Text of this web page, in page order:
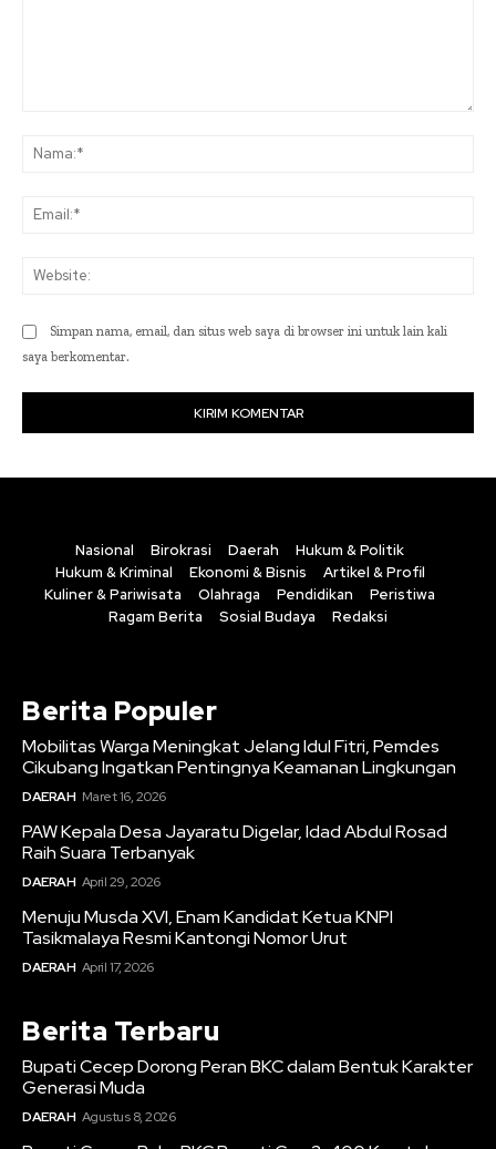
Simpan nama, email, dan situs web saya di browser ini untuk lain kali
saya berkomentar.
Nasional Birokrasi Daerah
Hukum & Politik
Hukum & Kriminal
Ekonomi & Bisnis
Artikel & Profil
Kuliner & Pariwisata
Olahraga Pendidikan
Peristiwa
Ragam Berita
Sosial Budaya Redaksi
Berita Populer
Mobilitas Warga Meningkat Jelang Idul Fitri, Pemdes
Cikubang Ingatkan Pentingnya Keamanan Lingkungan
DAERAH Maret 16, 2026
PAW Kepala Desa Jayaratu Digelar, Idad Abdul Rosad
Raih Suara Terbanyak
DAERAH April 29, 2026
Menuju Musda XVI, Enam Kandidat Ketua KNPI
Tasikmalaya Resmi Kantongi Nomor Urut
DAERAH April 17, 2026
Berita Terbaru
Bupati Cecep Dorong Peran BKC dalam Bentuk Karakter
Generasi Muda
DAERAH Agustus 8, 2026